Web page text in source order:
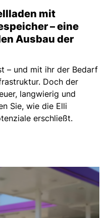
mit
– eine
Ausbau der
– und mit ihr der Bedarf
Doch der
langwierig und
Sie, wie die Elli
erschließt.